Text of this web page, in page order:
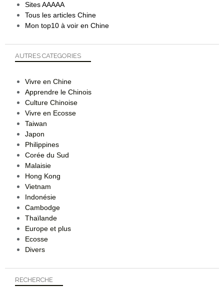
RECHERCHE
Sites AAAAA
Tous les articles Chine
Mon top10 à voir en Chine
AUTRES CATEGORIES
Vivre en Chine
Apprendre le Chinois
Culture Chinoise
Vivre en Ecosse
Taiwan
Japon
Philippines
Corée du Sud
Malaisie
Hong Kong
Vietnam
Indonésie
Cambodge
Thaïlande
Europe et plus
Ecosse
Divers